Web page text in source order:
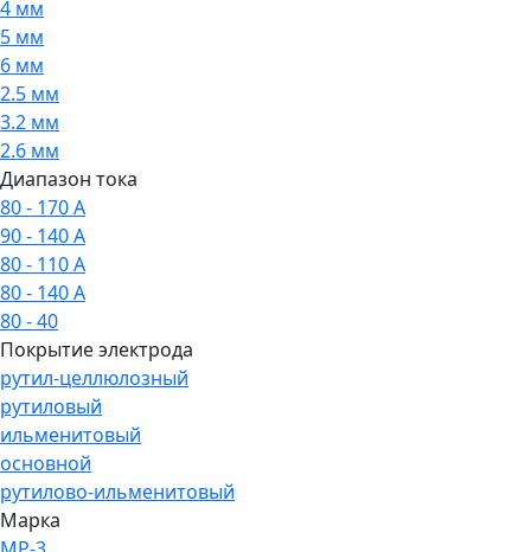
4 мм
5 мм
6 мм
2.5 мм
3.2 мм
2.6 мм
Диапазон тока
80 - 170 А
90 - 140 А
80 - 110 А
80 - 140 А
80 - 40
Покрытие электрода
рутил-целлюлозный
рутиловый
ильменитовый
основной
рутилово-ильменитовый
Марка